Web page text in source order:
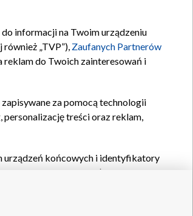
informacji na Twoim urządzeniu
„TVP”), Zaufanych Partnerów
reklam do Twoich zainteresowań i
za pomocą technologii
treści oraz reklam,
urządzeń końcowych i identyfikatory
oraz pozostałych
wyboru spersonalizowanych
reklam, pomiaru wydajności